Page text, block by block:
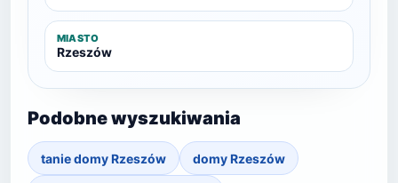
MIASTO
Rzeszów
Podobne wyszukiwania
tanie domy Rzeszów domy Rzeszów